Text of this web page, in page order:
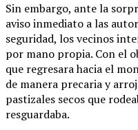
Sin embargo, ante la
aviso inmediato a las
seguridad, los vecinos
por mano propia. Con el
que regresara hacia el
de manera precaria y
pastizales secos que
resguardaba.